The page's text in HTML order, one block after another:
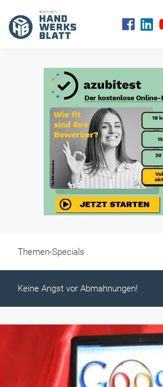
Themen-Specials
Keine Angst vor Abmahnungen!